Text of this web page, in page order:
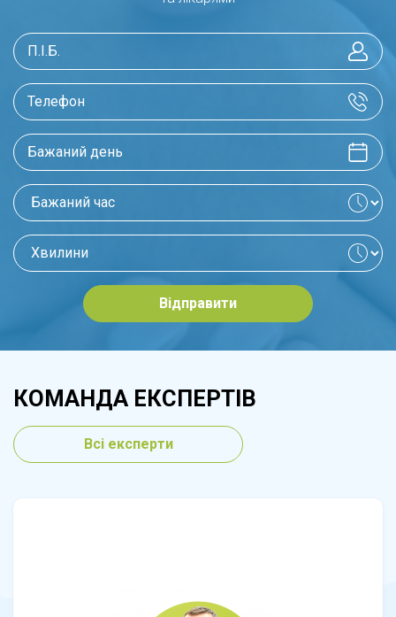
Відправити
КОМАНДА ЕКСПЕРТІВ
Всі експерти